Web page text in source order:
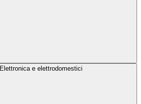
Elettronica e elettrodomestici